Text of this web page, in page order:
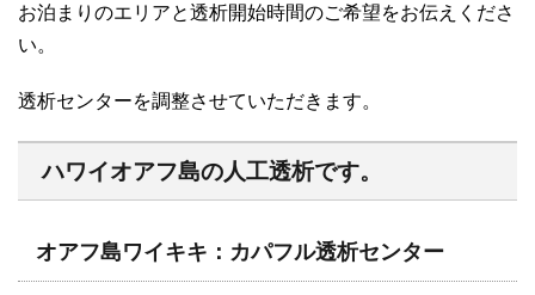
お泊まりのエリアと透析開始時間のご希望をお伝えくださ
い。
透析センターを調整させていただきます。
ハワイオアフ島の人工透析です。
オアフ島ワイキキ：カパフル透析センター